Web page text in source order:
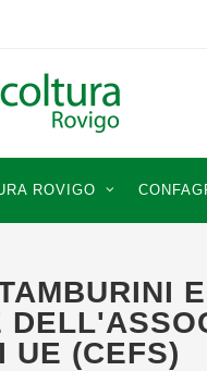
ROVIGO
UE (CEFS)